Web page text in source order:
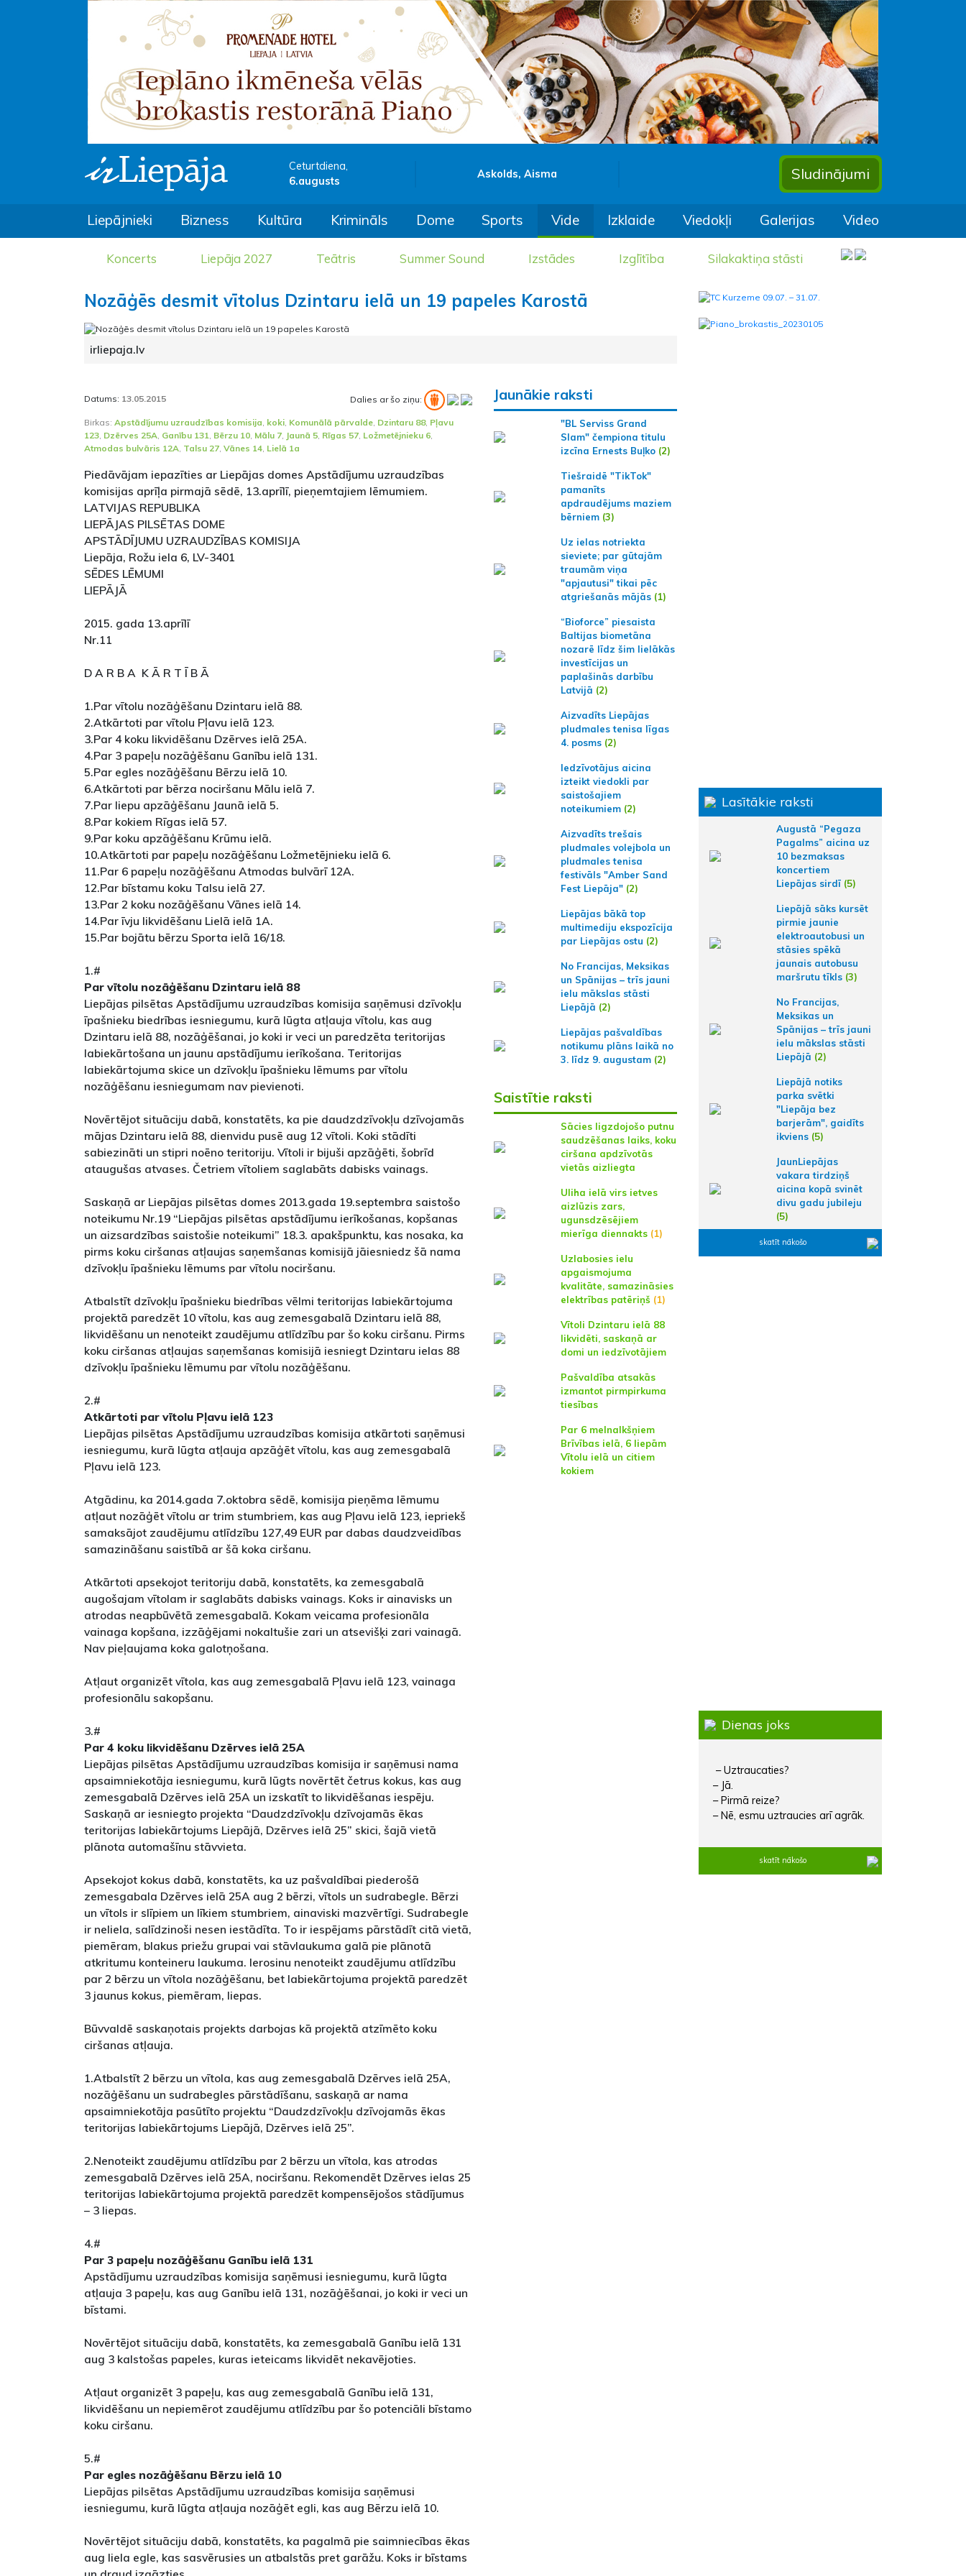
Ceturtdiena,
6.augusts
Askolds, Aisma Sludinājumi
Liepājnieki Bizness Kultūra Krimināls Dome Sports Vide Izklaide Viedokļi Galerijas Video
Koncerts Liepāja 2027 Teātris Summer Sound Izstādes Izglītība Silakaktiņa stāsti
Nozāģēs desmit vītolus Dzintaru ielā un 19 papeles Karostā
irliepaja.lv
Datums: 13.05.2015 Dalies ar šo ziņu:
Birkas: Apstādījumu uzraudzības komisija koki Komunālā pārvalde Dzintaru 88, Pļavu
123 Dzērves 25A Ganību 131 Bērzu 10 Mālu 7 Jaunā 5 Rīgas 57 Ložmetējnieku 6
Atmodas bulvāris 12A Talsu 27 Vānes 14 Lielā 1a
Piedāvājam iepazīties ar Liepājas domes Apstādījumu uzraudzības
komisijas aprīļa pirmajā sēdē, 13.aprīlī, pieņemtajiem lēmumiem.
LATVIJAS REPUBLIKA
LIEPĀJAS PILSĒTAS DOME
APSTĀDĪJUMU UZRAUDZĪBAS KOMISIJA
Liepāja, Rožu iela 6, LV-3401
SĒDES LĒMUMI
LIEPĀJĀ
2015. gada 13.aprīlī
Nr.11
D A R B A K Ā R T Ī B Ā
1.Par vītolu nozāģēšanu Dzintaru ielā 88.
2.Atkārtoti par vītolu Pļavu ielā 123.
3.Par 4 koku likvidēšanu Dzērves ielā 25A.
4.Par 3 papeļu nozāģēšanu Ganību ielā 131.
5.Par egles nozāģēšanu Bērzu ielā 10.
6.Atkārtoti par bērza nociršanu Mālu ielā 7.
7.Par liepu apzāģēšanu Jaunā ielā 5.
8.Par kokiem Rīgas ielā 57.
9.Par koku apzāģēšanu Krūmu ielā.
10.Atkārtoti par papeļu nozāģēšanu Ložmetējnieku ielā 6.
11.Par 6 papeļu nozāģēšanu Atmodas bulvārī 12A.
12.Par bīstamu koku Talsu ielā 27.
13.Par 2 koku nozāģēšanu Vānes ielā 14.
14.Par īvju likvidēšanu Lielā ielā 1A.
15.Par bojātu bērzu Sporta ielā 16/18.
1.#
Par vītolu nozāģēšanu Dzintaru ielā 88
Liepājas pilsētas Apstādījumu uzraudzības komisija saņēmusi dzīvokļu
īpašnieku biedrības iesniegumu, kurā lūgta atļauja vītolu, kas aug
Dzintaru ielā 88, nozāģēšanai, jo koki ir veci un paredzēta teritorijas
labiekārtošana un jaunu apstādījumu ierīkošana. Teritorijas
labiekārtojuma skice un dzīvokļu īpašnieku lēmums par vītolu
nozāģēšanu iesniegumam nav pievienoti.
Novērtējot situāciju dabā, konstatēts, ka pie daudzdzīvokļu dzīvojamās
mājas Dzintaru ielā 88, dienvidu pusē aug 12 vītoli. Koki stādīti
sabiezināti un stipri noēno teritoriju. Vītoli ir bijuši apzāģēti, šobrīd
ataugušas atvases. Četriem vītoliem saglabāts dabisks vainags.
Saskaņā ar Liepājas pilsētas domes 2013.gada 19.septembra saistošo
noteikumu Nr.19 “Liepājas pilsētas apstādījumu ierīkošanas, kopšanas
un aizsardzības saistošie noteikumi” 18.3. apakšpunktu, kas nosaka, ka
pirms koku ciršanas atļaujas saņemšanas komisijā jāiesniedz šā nama
dzīvokļu īpašnieku lēmums par vītolu nociršanu.
Atbalstīt dzīvokļu īpašnieku biedrības vēlmi teritorijas labiekārtojuma
projektā paredzēt 10 vītolu, kas aug zemesgabalā Dzintaru ielā 88,
likvidēšanu un nenoteikt zaudējumu atlīdzību par šo koku ciršanu. Pirms
koku ciršanas atļaujas saņemšanas komisijā iesniegt Dzintaru ielas 88
dzīvokļu īpašnieku lēmumu par vītolu nozāģēšanu.
2.#
Atkārtoti par vītolu Pļavu ielā 123
Liepājas pilsētas Apstādījumu uzraudzības komisija atkārtoti saņēmusi
iesniegumu, kurā lūgta atļauja apzāģēt vītolu, kas aug zemesgabalā
Pļavu ielā 123.
Atgādinu, ka 2014.gada 7.oktobra sēdē, komisija pieņēma lēmumu
atļaut nozāģēt vītolu ar trim stumbriem, kas aug Pļavu ielā 123, iepriekš
samaksājot zaudējumu atlīdzību 127,49 EUR par dabas daudzveidības
samazināšanu saistībā ar šā koka ciršanu.
Atkārtoti apsekojot teritoriju dabā, konstatēts, ka zemesgabalā
augošajam vītolam ir saglabāts dabisks vainags. Koks ir ainavisks un
atrodas neapbūvētā zemesgabalā. Kokam veicama profesionāla
vainaga kopšana, izzāģējami nokaltušie zari un atsevišķi zari vainagā.
Nav pieļaujama koka galotņošana.
Atļaut organizēt vītola, kas aug zemesgabalā Pļavu ielā 123, vainaga
profesionālu sakopšanu.
3.#
Par 4 koku likvidēšanu Dzērves ielā 25A
Liepājas pilsētas Apstādījumu uzraudzības komisija ir saņēmusi nama
apsaimniekotāja iesniegumu, kurā lūgts novērtēt četrus kokus, kas aug
zemesgabalā Dzērves ielā 25A un izskatīt to likvidēšanas iespēju.
Saskaņā ar iesniegto projekta “Daudzdzīvokļu dzīvojamās ēkas
teritorijas labiekārtojums Liepājā, Dzērves ielā 25” skici, šajā vietā
plānota automašīnu stāvvieta.
Apsekojot kokus dabā, konstatēts, ka uz pašvaldībai piederošā
zemesgabala Dzērves ielā 25A aug 2 bērzi, vītols un sudrabegle. Bērzi
un vītols ir slīpiem un līkiem stumbriem, ainaviski mazvērtīgi. Sudrabegle
ir neliela, salīdzinoši nesen iestādīta. To ir iespējams pārstādīt citā vietā,
piemēram, blakus priežu grupai vai stāvlaukuma galā pie plānotā
atkritumu konteineru laukuma. Ierosinu nenoteikt zaudējumu atlīdzību
par 2 bērzu un vītola nozāģēšanu, bet labiekārtojuma projektā paredzēt
3 jaunus kokus, piemēram, liepas.
Būvvaldē saskaņotais projekts darbojas kā projektā atzīmēto koku
ciršanas atļauja.
1.Atbalstīt 2 bērzu un vītola, kas aug zemesgabalā Dzērves ielā 25A,
nozāģēšanu un sudrabegles pārstādīšanu, saskaņā ar nama
apsaimniekotāja pasūtīto projektu “Daudzdzīvokļu dzīvojamās ēkas
teritorijas labiekārtojums Liepājā, Dzērves ielā 25”.
2.Nenoteikt zaudējumu atlīdzību par 2 bērzu un vītola, kas atrodas
zemesgabalā Dzērves ielā 25A, nociršanu. Rekomendēt Dzērves ielas 25
teritorijas labiekārtojuma projektā paredzēt kompensējošos stādījumus
– 3 liepas.
4.#
Par 3 papeļu nozāģēšanu Ganību ielā 131
Apstādījumu uzraudzības komisija saņēmusi iesniegumu, kurā lūgta
atļauja 3 papeļu, kas aug Ganību ielā 131, nozāģēšanai, jo koki ir veci un
bīstami.
Novērtējot situāciju dabā, konstatēts, ka zemesgabalā Ganību ielā 131
aug 3 kalstošas papeles, kuras ieteicams likvidēt nekavējoties.
Atļaut organizēt 3 papeļu, kas aug zemesgabalā Ganību ielā 131,
likvidēšanu un nepiemērot zaudējumu atlīdzību par šo potenciāli bīstamo
koku ciršanu.
5.#
Par egles nozāģēšanu Bērzu ielā 10
Liepājas pilsētas Apstādījumu uzraudzības komisija saņēmusi
iesniegumu, kurā lūgta atļauja nozāģēt egli, kas aug Bērzu ielā 10.
Novērtējot situāciju dabā, konstatēts, ka pagalmā pie saimniecības ēkas
aug liela egle, kas sasvērusies un atbalstās pret garāžu. Koks ir bīstams
Jaunākie raksti
"BL Serviss Grand
Slam" čempiona titulu
izcīna Ernests Buļko(2)
Tiešraidē "TikTok"
pamanīts
apdraudējums maziem
bērniem(3)
Uz ielas notriekta
sieviete; par gūtajām
traumām viņa
"apjautusi" tikai pēc
atgriešanās mājās(1)
“Bioforce” piesaista
Baltijas biometāna
nozarē līdz šim lielākās
investīcijas un
paplašinās darbību
Latvijā (2)
Aizvadīts Liepājas
pludmales tenisa līgas
4. posms(2)
Iedzīvotājus aicina
izteikt viedokli par
saistošajiem
noteikumiem (2)
Aizvadīts trešais
pludmales volejbola un
pludmales tenisa
festivāls "Amber Sand
Fest Liepāja"(2)
Liepājas bākā top
multimediju ekspozīcija
par Liepājas ostu (2)
No Francijas, Meksikas
un Spānijas – trīs jauni
ielu mākslas stāsti
Liepājā (2)
Liepājas pašvaldības
notikumu plāns laikā no
3. līdz 9. augustam(2)
Saistītie raksti
Sācies ligzdojošo putnu
saudzēšanas laiks, koku
ciršana apdzīvotās
vietās aizliegta
Uliha ielā virs ietves
aizlūzis zars,
ugunsdzēsējiem
mierīga diennakts(1)
Uzlabosies ielu
apgaismojuma
kvalitāte, samazināsies
elektrības patēriņš (1)
Vītoli Dzintaru ielā 88
likvidēti, saskaņā ar
domi un iedzīvotājiem
Pašvaldība atsakās
izmantot pirmpirkuma
tiesības
Par 6 melnalkšņiem
Brīvības ielā, 6 liepām
Vītolu ielā un citiem
kokiem
Lasītākie raksti
Augustā “Pegaza
Pagalms” aicina uz
10 bezmaksas
koncertiem
Liepājas sirdī (5)
Liepājā sāks kursēt
pirmie jaunie
elektroautobusi un
stāsies spēkā
jaunais autobusu
maršrutu tīkls (3)
No Francijas,
Meksikas un
Spānijas – trīs jauni
ielu mākslas stāsti
Liepājā (2)
Liepājā notiks
parka svētki
"Liepāja bez
barjerām", gaidīts
ikviens (5)
JaunLiepājas
vakara tirdziņš
aicina kopā svinēt
divu gadu jubileju
(5)
skatīt nākošo
Dienas joks
– Uztraucaties?
– Jā.
– Pirmā reize?
– Nē, esmu uztraucies arī agrāk.
skatīt nākošo